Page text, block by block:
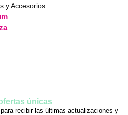
y Accesorios
únicas
recibir las últimas actualizaciones y